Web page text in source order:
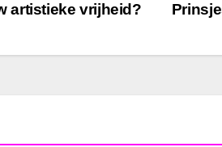
artistieke vrijheid?